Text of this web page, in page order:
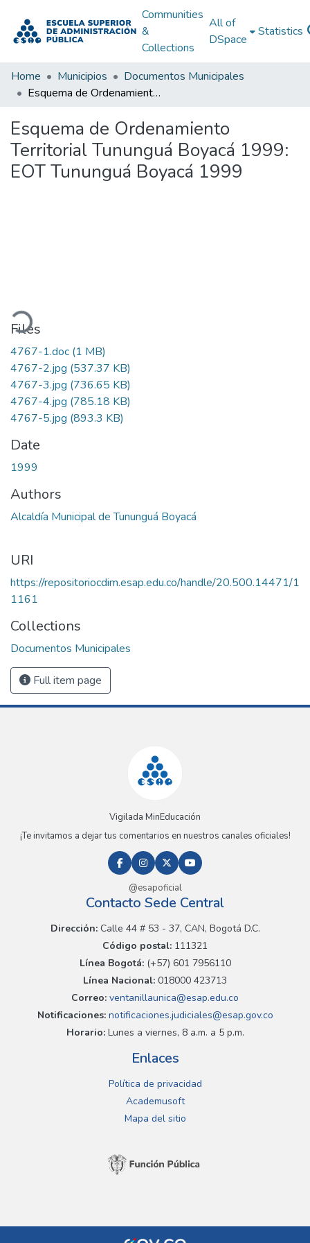
Communities
&
Collections
All of
DSpace
Statistics
Home Municipios
Documentos Municipales
Esquema de Ordenamiento Territorial Tununguá Boyacá 1999: EOT Tununguá Boyacá 1999
Esquema de Ordenamiento
Territorial Tununguá Boyacá 1999:
EOT Tununguá Boyacá 1999
Files
4767-1.doc (1 MB)
4767-2.jpg (537.37 KB)
4767-3.jpg (736.65 KB)
4767-4.jpg (785.18 KB)
4767-5.jpg (893.3 KB)
Date
1999
Authors
Alcaldía Municipal de Tununguá Boyacá
URI
https://repositoriocdim.esap.edu.co/handle/20.500.14471/1
1161
Collections
Documentos Municipales
Full item page
Vigilada MinEducación
¡Te invitamos a dejar tus comentarios en nuestros canales oficiales!
@esapoficial
Contacto Sede Central
Dirección:Calle 44 # 53 - 37, CAN, Bogotá D.C.
Código postal: 111321
Línea Bogotá:(+57) 601 7956110
Línea Nacional: 018000 423713
Correo: ventanillaunica@esap.edu.co
Notificaciones:notificaciones.judiciales@esap.gov.co
Horario:Lunes a viernes, 8 a.m. a 5 p.m.
Enlaces
Política de privacidad
Academusoft
Mapa del sitio